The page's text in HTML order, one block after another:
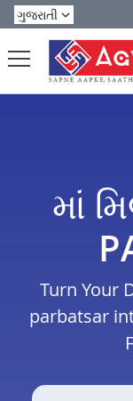
માં
Turn Your
parbatsar